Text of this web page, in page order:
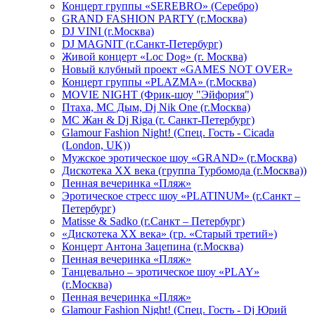
Концерт группы «SEREBRO» (Серебро)
GRAND FASHION PARTY (г.Москва)
DJ VINI (г.Москва)
DJ MAGNIT (г.Санкт-Петербург)
Живой концерт «Loc Dog» (г. Москва)
Новый клубный проект «GAMES NOT OVER»
Концерт группы «PLAZMA» (г.Москва)
MOVIE NIGHT (Фрик-шоу "Эйфория")
Птаха, МС Дым, Dj Nik One (г.Москва)
МС Жан & Dj Riga (г. Санкт-Петербург)
Glamour Fashion Night! (Спец. Гость - Cicada
(London, UK))
Мужское эротическое шоу «GRAND» (г.Москва)
Дискотека XX века (группа Турбомода (г.Москва))
Пенная вечеринка «Пляж»
Эротическое стресс шоу «PLATINUM» (г.Санкт –
Петербург)
Matisse & Sadko (г.Санкт – Петербург)
«Дискотека ХХ века» (гр. «Старый третий»)
Концерт Антона Зацепина (г.Москва)
Пенная вечеринка «Пляж»
Танцевально – эротическое шоу «PLAY»
(г.Москва)
Пенная вечеринка «Пляж»
Glamour Fashion Night! (Спец. Гость - Dj Юрий